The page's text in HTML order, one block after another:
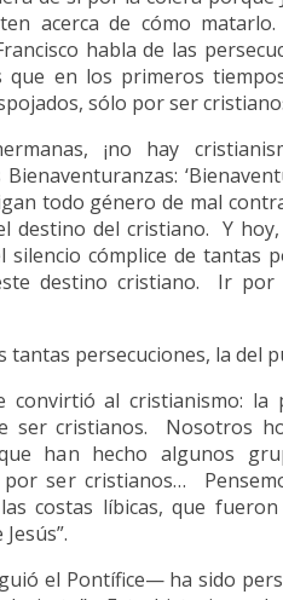
acerca de cómo
habla de las
que en los primeros
sólo por ser
¡no hay
todo género de mal
destino del cristiano. Y
silencio cómplice de tantas
destino cristiano. Ir por
tantas persecuciones, la del
convirtió al cristianismo: la
ser cristianos. Nosotros
han hecho algunos
ser cristianos…
costas líbicas, que
el Pontífice— ha sido